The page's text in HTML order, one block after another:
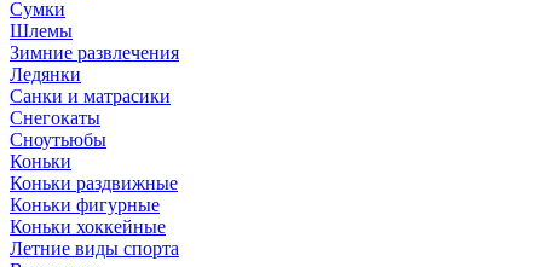
Сумки
Шлемы
Зимние развлечения
Ледянки
Санки и матрасики
Снегокаты
Сноутьюбы
Коньки
Коньки раздвижные
Коньки фигурные
Коньки хоккейные
Летние виды спорта